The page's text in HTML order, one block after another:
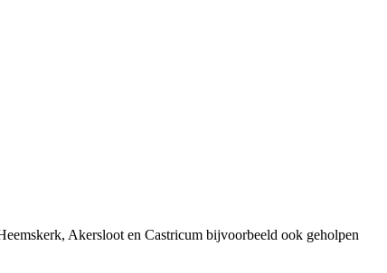
Akersloot en Castricum bijvoorbeeld ook geholpen